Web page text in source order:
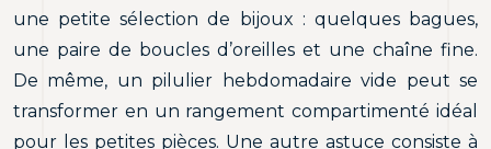
une petite sélection de bijoux : quelques bagues,
une paire de boucles d’oreilles et une chaîne fine.
De même, un pilulier hebdomadaire vide peut se
transformer en un rangement compartimenté idéal
pour les petites pièces. Une autre astuce consiste à